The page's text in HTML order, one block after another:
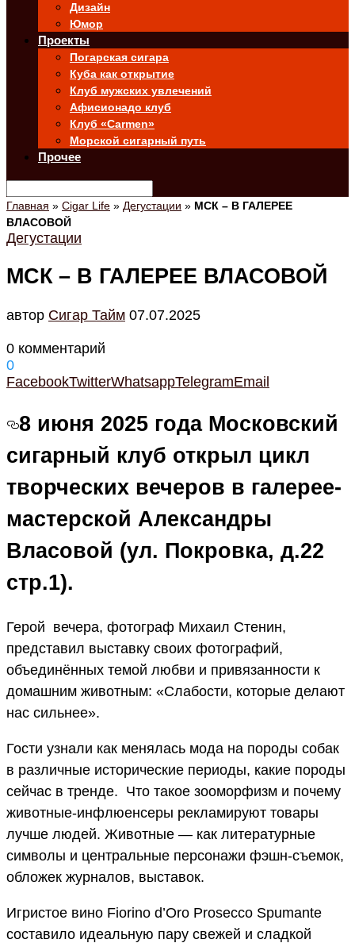
Дизайн
Юмор
Проекты
Погарская сигара
Куба как открытие
Клуб мужских увлечений
Афисионадо клуб
Клуб «Carmen»
Морской сигарный путь
Прочее
Главная » Cigar Life » Дегустации » МСК – В ГАЛЕРЕЕ
ВЛАСОВОЙ
Дегустации
МСК – В ГАЛЕРЕЕ ВЛАСОВОЙ
автор Cигар Тайм 07.07.2025
0 комментарий
0
FacebookTwitterWhatsappTelegramEmail
8 июня 2025 года Московский
сигарный клуб открыл цикл
творческих вечеров в галерее-
мастерской Александры
Власовой (ул. Покровка, д.22
стр.1).
Герой вечера, фотограф Михаил Стенин,
представил выставку своих фотографий,
объединённых темой любви и привязанности к
домашним животным: «Слабости, которые делают
нас сильнее».
Гости узнали как менялась мода на породы собак
в различные исторические периоды, какие породы
сейчас в тренде. Что такое зооморфизм и почему
животные-инфлюенсеры рекламируют товары
лучше людей. Животные — как литературные
символы и центральные персонажи фэшн-съемок,
обложек журналов, выставок.
Игристое вино Fiorino d’Oro Prosecco Spumante
составило идеальную пару свежей и сладкой